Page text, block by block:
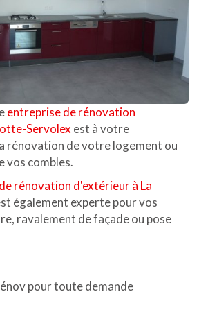
entreprise de rénovation
Servolex est à votre
rénovation de votre logement ou
vos combles.
rénovation d'extérieur à La
également experte pour vos
ravalement de façade ou pose
pour toute demande